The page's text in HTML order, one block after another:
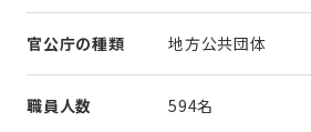
官公庁の種類 地方公共団体
職員人数 594名